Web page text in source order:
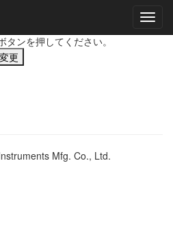
ンを押してください。
Mfg. Co., Ltd.